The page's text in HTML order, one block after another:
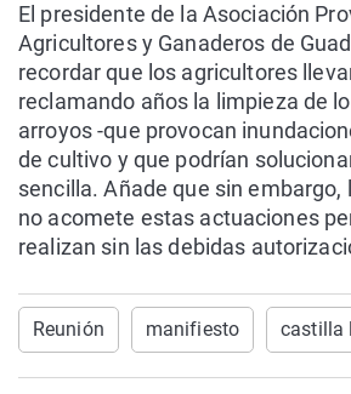
El presidente de la Asociación
Agricultores y Ganaderos de
recordar que los agricultores
reclamando años la limpieza de
arroyos -que provocan
de cultivo y que podrían
sencilla. Añade que sin embargo,
no acomete estas actuaciones
realizan sin las debidas
Reunión manifiesto castilla